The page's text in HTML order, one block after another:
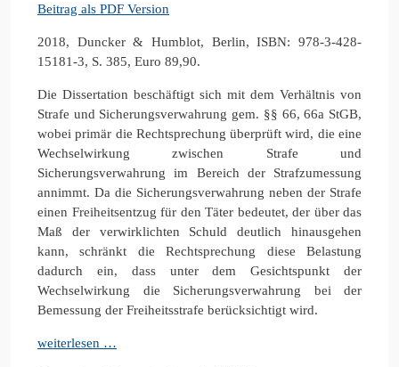
Beitrag als PDF Version
2018, Duncker & Humblot, Berlin, ISBN: 978-3-428-
15181-3, S. 385, Euro 89,90.
Die Dissertation beschäftigt sich mit dem Verhältnis von
Strafe und Sicherungsverwahrung gem. §§ 66, 66a StGB,
wobei primär die Rechtsprechung überprüft wird, die eine
Wechselwirkung zwischen Strafe und
Sicherungsverwahrung im Bereich der Strafzumessung
annimmt. Da die Sicherungsverwahrung neben der Strafe
einen Freiheitsentzug für den Täter bedeutet, der über das
Maß der verwirklichten Schuld deutlich hinausgehen
kann, schränkt die Rechtsprechung diese Belastung
dadurch ein, dass unter dem Gesichtspunkt der
Wechselwirkung die Sicherungsverwahrung bei der
Bemessung der Freiheitsstrafe berücksichtigt wird.
weiterlesen …